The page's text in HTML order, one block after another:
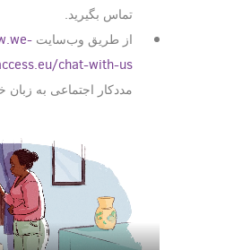
تماس بگیرید.
از طریق وب‌سایت Access:
chat-with-us
مددکار اجتماعی به زبان